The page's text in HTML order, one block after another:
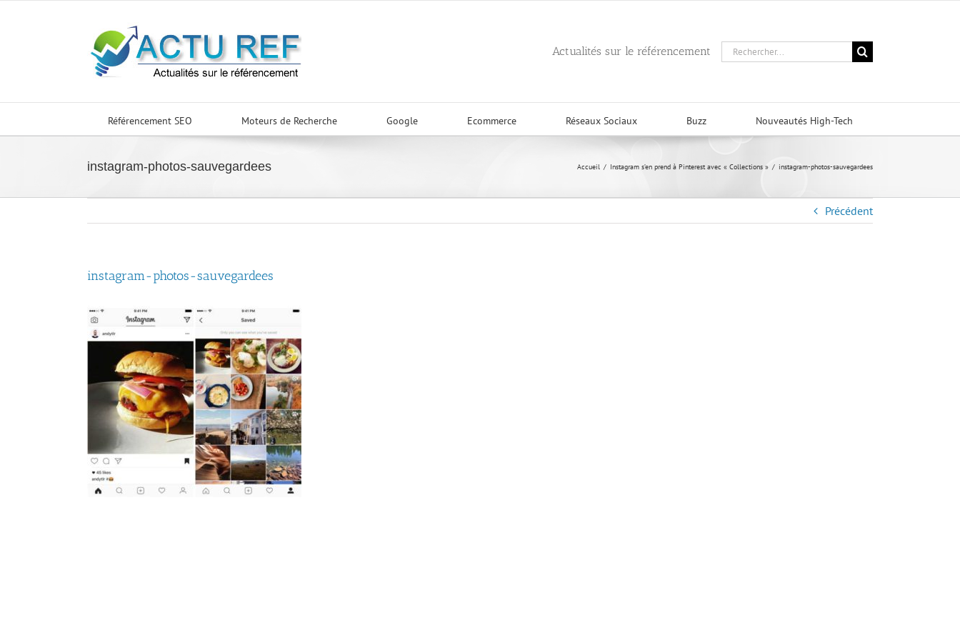
Actualités sur le référencement Rechercher:
Référencement SEO Moteurs de Recherche Google Ecommerce Réseaux Sociaux Buzz Nouveautés High-Tech
instagram-photos-sauvegardees Accueil / Instagram s’en prend à Pinterest avec « Collections » / instagram-photos-sauvegardees
Précédent
instagram-photos-sauvegardees